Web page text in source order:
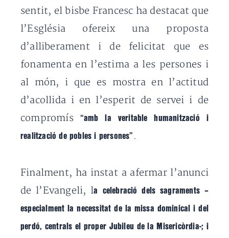
sentit, el bisbe Francesc ha destacat que
l’Església ofereix una proposta
d’alliberament i de felicitat que es
fonamenta en l’estima a les persones i
al món, i que es mostra en l’actitud
d’acollida i en l’esperit de servei i de
compromís
“amb la veritable humanització i
realització de pobles i persones” .
Finalment, ha instat a afermar l’anunci
de l’Evangeli, la celebració dels sagraments –
especialment la necessitat de la missa dominical i del
perdó, centrals el proper Jubileu de la Misericòrdia-; i